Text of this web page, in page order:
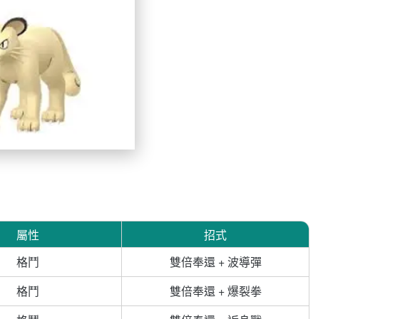
屬性
招式
格鬥
雙倍奉還 + 波導彈
格鬥
雙倍奉還 + 爆裂拳